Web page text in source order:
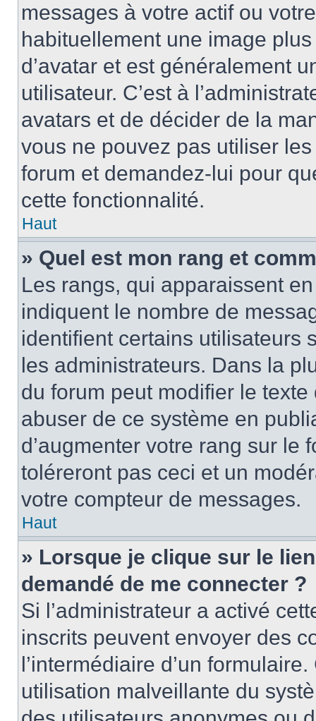
messages à votre actif ou
habituellement une image
d’avatar et est généralement
utilisateur. C’est à
avatars et de décider de la
vous ne pouvez pas utiliser
forum et demandez-lui pour
cette fonctionnalité.
Haut
» Quel est mon rang et
Les rangs, qui apparaissent
indiquent le nombre de
identifient certains utilisateurs
les administrateurs. Dans la
du forum peut modifier le
abuser de ce système en
d’augmenter votre rang sur le
toléreront pas ceci et un
votre compteur de messages.
Haut
» Lorsque je clique sur le
demandé de me connecter ?
Si l’administrateur a activé
inscrits peuvent envoyer des
l’intermédiaire d’un
utilisation malveillante du